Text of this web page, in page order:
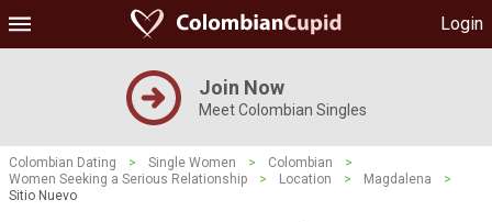
Login
Join Now
Meet Colombian Singles
Colombian Dating > Single Women > Colombian
>
Women Seeking a Serious Relationship
> Location > Magdalena
>
Sitio Nuevo